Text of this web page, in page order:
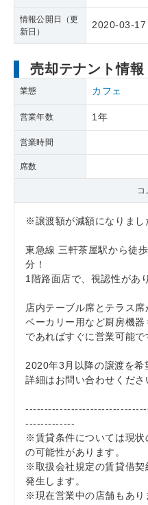
情報公開日（更
新日）
2020-03-17
売却テナント情報
業態 カフェ
営業年数 1年
営業時間
席数
コ
※譲渡額が減額になりまし
東急線 三軒茶屋駅から徒
分！
1階路面店で、視認性があ
店内テーブル席とテラス席
ベーカリー用など厨房機
であればすぐに営業可能で
2020年3月以降の譲渡を希
詳細はお問い合わせくださ
-------------
※賃貸条件については現状
の可能性があります。
※取扱会社規定の賃貸借契
発生します。
※現在営業中の店舗もあり